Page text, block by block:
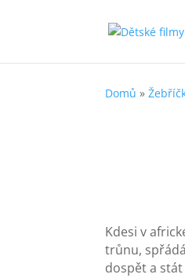
Domů »
Kdesi v
trůnu,
dospět a